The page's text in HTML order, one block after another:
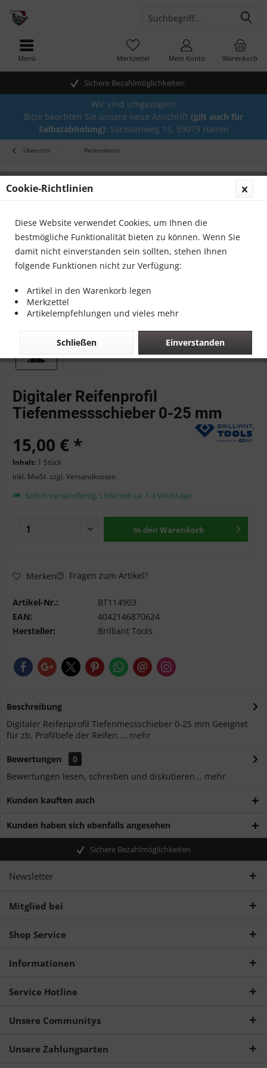
Sichere Bezahlmöglichkeiten
Warenkorb
Merkzettel Mein Konto
Menü
Wir sind umgezogen!
Bitte beachten Sie unsere neue Anschrift (gilt auch für
Selbstabholung): Sachsenweg 15, 59073 Hamm
Übersicht Reifendienst
Digitaler Reifenprofil
Tiefenmessschieber 0-25 mm
15,00 € *
Inhalt: 1 Stück
inkl. MwSt. zzgl. Versandkosten
Sofort versandfertig, Lieferzeit ca. 1-3 Werktage
In den Warenkorb
Merken Fragen zum Artikel?
Artikel-Nr.:
BT114903
EAN:
4042146870624
Hersteller:
Brilliant Tools
Beschreibung
Digitaler Reifenprofil Tiefenmessschieber 0-25 mm Geeignet
für zb. Profiltiefe der Reifen.... mehr
Bewertungen
0
Bewertungen lesen, schreiben und diskutieren... mehr
Kunden kauften auch
Kunden haben sich ebenfalls angesehen
Sichere Bezahlmöglichkeiten
Newsletter
Mitglied bei
Shop Service
Informationen
Service Hotline
Unsere Communitys
Unsere Zahlungsarten
Cookie-Richtlinien
Diese Website verwendet Cookies, um Ihnen die
bestmögliche Funktionalität bieten zu können. Wenn Sie
damit nicht einverstanden sein sollten, stehen Ihnen
folgende Funktionen nicht zur Verfügung:
Artikel in den Warenkorb legen
Merkzettel
Artikelempfehlungen und vieles mehr
Einverstanden
Schließen